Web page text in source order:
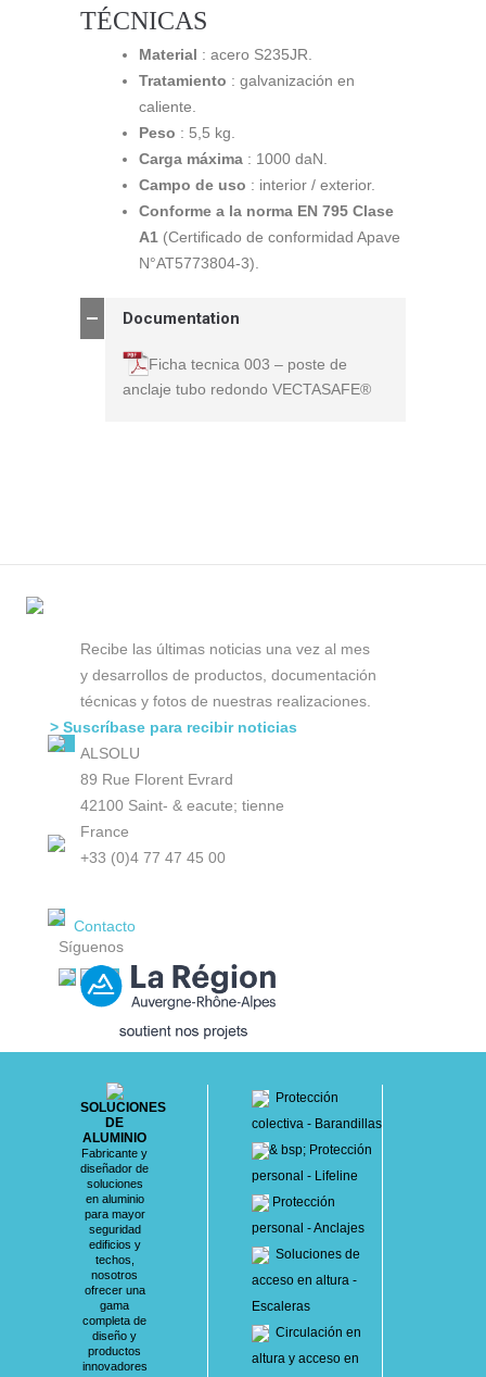
TÉCNICAS
Material : acero S235JR.
Tratamiento : galvanización en
caliente.
Peso : 5,5 kg.
Carga máxima : 1000 daN.
Campo de uso : interior / exterior.
Conforme a la norma EN 795 Clase
A1 (Certificado de conformidad Apave
N°AT5773804-3).
Documentation
Ficha tecnica 003 – poste de
anclaje tubo redondo VECTASAFE®
Recibe las últimas noticias una vez al mes
y desarrollos de productos, documentación
técnicas y fotos de nuestras realizaciones.
> Suscríbase para recibir noticias
ALSOLU
89 Rue Florent Evrard
42100 Saint- & eacute; tienne
France
+33 (0)4 77 47 45 00
Contacto
Síguenos
SOLUCIONES
DE
ALUMINIO
Fabricante y
diseñador de
soluciones
en aluminio
para mayor
seguridad
edificios y
techos,
nosotros
ofrecer una
gama
completa de
diseño y
productos
innovadores
Protección
colectiva - Barandillas
& bsp; Protección
personal - Lifeline
Protección
personal - Anclajes
Soluciones de
acceso en altura -
Escaleras
Circulación en
altura y acceso en